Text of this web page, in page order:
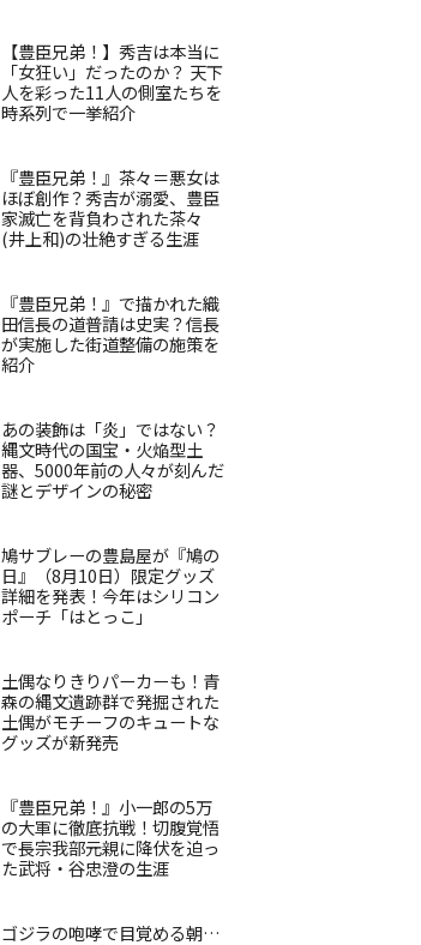
【豊臣兄弟！】秀吉は本当に
「女狂い」だったのか？ 天下
人を彩った11人の側室たちを
時系列で一挙紹介
『豊臣兄弟！』茶々＝悪女は
ほぼ創作？秀吉が溺愛、豊臣
家滅亡を背負わされた茶々
(井上和)の壮絶すぎる生涯
『豊臣兄弟！』で描かれた織
田信長の道普請は史実？信長
が実施した街道整備の施策を
紹介
あの装飾は「炎」ではない？
縄文時代の国宝・火焔型土
器、5000年前の人々が刻んだ
謎とデザインの秘密
鳩サブレーの豊島屋が『鳩の
日』（8月10日）限定グッズ
詳細を発表！今年はシリコン
ポーチ「はとっこ」
土偶なりきりパーカーも！青
森の縄文遺跡群で発掘された
土偶がモチーフのキュートな
グッズが新発売
『豊臣兄弟！』小一郎の5万
の大軍に徹底抗戦！切腹覚悟
で長宗我部元親に降伏を迫っ
た武将・谷忠澄の生涯
ゴジラの咆哮で目覚める朝…